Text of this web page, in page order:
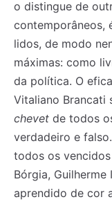
o distingue de
contemporâneos,
lidos, de modo
máximas: como
da política. O
Vitaliano Brancati
chevet de todos
verdadeiro e
todos os
Bórgia, Guilherme
aprendido de cor